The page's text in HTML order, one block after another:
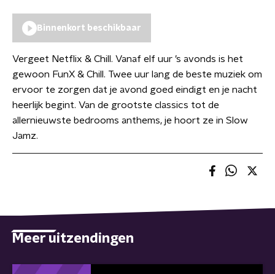
Binnenkort beschikbaar
Vergeet Netflix & Chill. Vanaf elf uur ’s avonds is het
gewoon FunX & Chill. Twee uur lang de beste muziek om
ervoor te zorgen dat je avond goed eindigt en je nacht
heerlijk begint. Van de grootste classics tot de
allernieuwste bedrooms anthems, je hoort ze in Slow
Jamz.
Meer uitzendingen